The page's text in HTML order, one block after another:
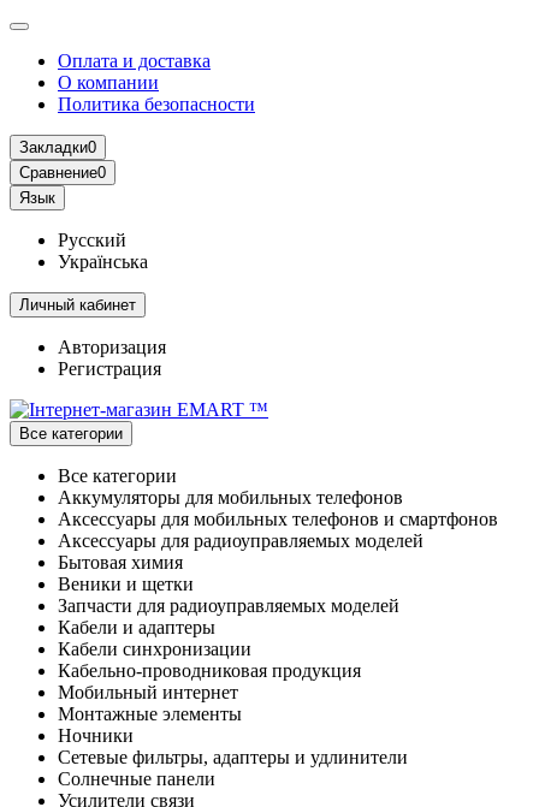
Оплата и доставка
О компании
Политика безопасности
Закладки0
Сравнение0
Язык
Русский
Українська
Личный кабинет
Авторизация
Регистрация
Все категории
Все категории
Аккумуляторы для мобильных телефонов
Аксессуары для мобильных телефонов и смартфонов
Аксессуары для радиоуправляемых моделей
Бытовая химия
Веники и щетки
Запчасти для радиоуправляемых моделей
Кабели и адаптеры
Кабели синхронизации
Кабельно-проводниковая продукция
Мобильный интернет
Монтажные элементы
Ночники
Сетевые фильтры, адаптеры и удлинители
Солнечные панели
Усилители связи